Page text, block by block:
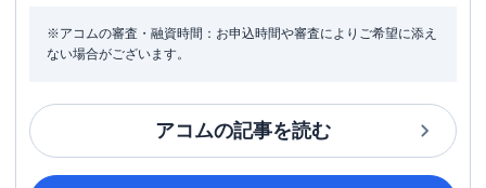
※アコムの審査・融資時間：お申込時間や審査によりご希望に添え
ない場合がございます。
アコムの記事を読む